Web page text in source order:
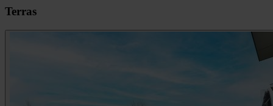
Terras